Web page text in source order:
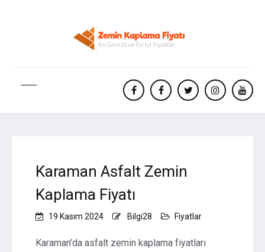
facebookFacebooktwitterinstagram
Karaman Asfalt Zemin
Kaplama Fiyatı
19 Kasım 2024 Bilgi28 Fiyatlar
Karaman’da asfalt zemin kaplama fiyatları